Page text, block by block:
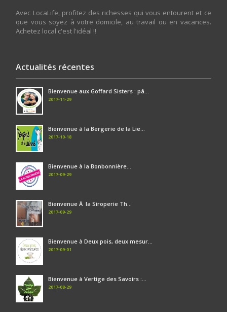
Avec LocaLife, profitez des richesses qui vous entourent et ce
que vous soyez à votre domicile, au travail ou en vacances.
Achetez local c'est l'idéal !!
Actualités récentes
Bienvenue aux Goffard Sisters : pâ...
2017-11-29
Bienvenue à la Bergerie de la Lie...
2017-10-18
Bienvenue à la Bonbonnière...
2017-09-29
Bienvenue Ã la Siroperie Th...
2017-09-29
Bienvenue à Deux pois, deux mesur...
2017-09-01
Bienvenue à Vertige des Savoirs :...
2017-08-29